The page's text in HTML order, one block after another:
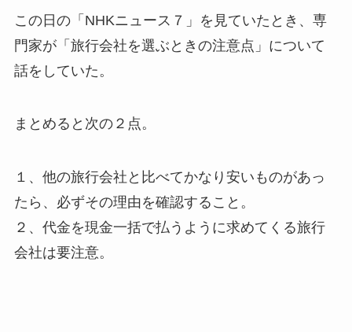
この日の「NHKニュース７」を見ていたとき、専
門家が「旅行会社を選ぶときの注意点」について
話をしていた。
まとめると次の２点。
１、他の旅行会社と比べてかなり安いものがあっ
たら、必ずその理由を確認すること。
２、代金を現金一括で払うように求めてくる旅行
会社は要注意。